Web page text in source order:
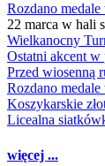
Rozdano
22 marca w hali
Wielkanocny
Ostatni akcent w
Przed wiosenną
Rozdano medale
Koszykarskie
Licealna
więcej ...